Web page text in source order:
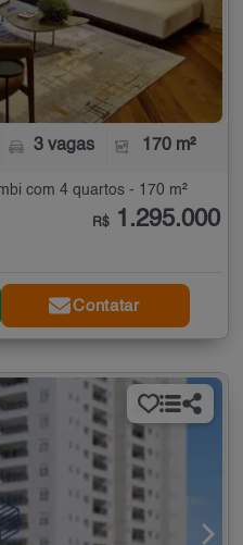
3 vagas 170 m²
com 4 quartos - 170 m²
R$ 1.295.000
Contatar